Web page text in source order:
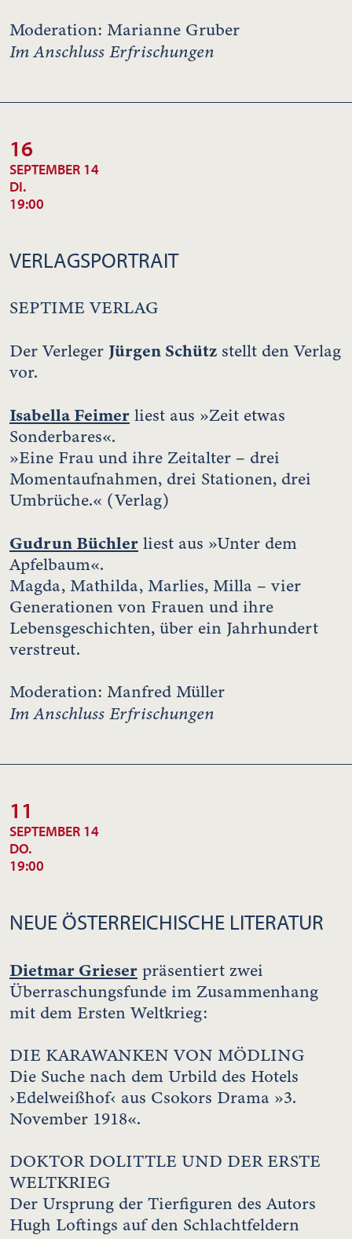
Moderation: Marianne Gruber
Im Anschluss Erfrischungen
16
SEPTEMBER 14
DI.
19:00
VERLAGSPORTRAIT
SEPTIME VERLAG
Der Verleger Jürgen Schütz stellt den Verlag
vor.
Isabella Feimer liest aus »Zeit etwas
Sonderbares«.
»Eine Frau und ihre Zeitalter – drei
Momentaufnahmen, drei Stationen, drei
Umbrüche.« (Verlag)
Gudrun Büchler liest aus »Unter dem
Apfelbaum«.
Magda, Mathilda, Marlies, Milla – vier
Generationen von Frauen und ihre
Lebensgeschichten, über ein Jahrhundert
verstreut.
Moderation: Manfred Müller
Im Anschluss Erfrischungen
11
SEPTEMBER 14
DO.
19:00
NEUE ÖSTERREICHISCHE LITERATUR
Dietmar Grieser präsentiert zwei
Überraschungsfunde im Zusammenhang
mit dem Ersten Weltkrieg:
DIE KARAWANKEN VON MÖDLING
Die Suche nach dem Urbild des Hotels
›Edelweißhof‹ aus Csokors Drama »3.
November 1918«.
DOKTOR DOLITTLE UND DER ERSTE
WELTKRIEG
Der Ursprung der Tierfiguren des Autors
Hugh Loftings auf den Schlachtfeldern